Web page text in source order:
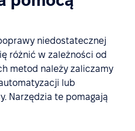
niedostatecznej
różnić w zależności od
metod należy zaliczamy
lub
Narzędzia te pomagają